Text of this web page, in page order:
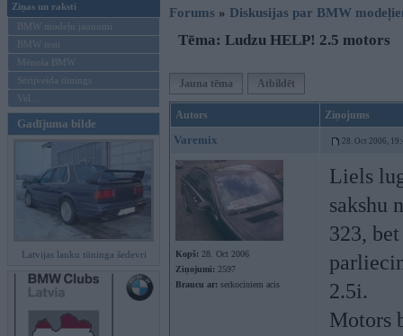
Ziņas un raksti
BMW modeļu jaunumi
BMW testi
Mēneša BMW
Sērijveida tūnings
Vel...
Gadījuma bilde
Latvijas lauku tūninga šedevri
Forums » Diskusijas par BMW
Tēma: Ludzu HELP! 2.5 motors
Jauna tēma Atbildēt
Autors Ziņojums
Varemix 28. Oct 2006,
Kopš: 28. Oct 2006
Ziņojumi: 2597
Braucu ar: serkociniem acis
Liels
sakshu
323,
2.5i.
Motors